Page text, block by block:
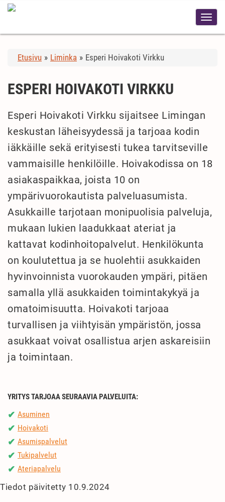
Etusivu » Liminka » Esperi Hoivakoti Virkku
ESPERI HOIVAKOTI VIRKKU
Esperi Hoivakoti Virkku sijaitsee Limingan
keskustan läheisyydessä ja tarjoaa kodin
iäkkäille sekä erityisesti tukea tarvitseville
vammaisille henkilöille. Hoivakodissa on 18
asiakaspaikkaa, joista 10 on
ympärivuorokautista palveluasumista.
Asukkaille tarjotaan monipuolisia palveluja,
mukaan lukien laadukkaat ateriat ja
kattavat kodinhoitopalvelut. Henkilökunta
on koulutettua ja se huolehtii asukkaiden
hyvinvoinnista vuorokauden ympäri, pitäen
samalla yllä asukkaiden toimintakykyä ja
omatoimisuutta. Hoivakoti tarjoaa
turvallisen ja viihtyisän ympäristön, jossa
asukkaat voivat osallistua arjen askareisiin
ja toimintaan.
YRITYS TARJOAA SEURAAVIA PALVELUITA:
✔ Asuminen
✔ Hoivakoti
✔ Asumispalvelut
✔ Tukipalvelut
✔ Ateriapalvelu
Tiedot päivitetty 10.9.2024